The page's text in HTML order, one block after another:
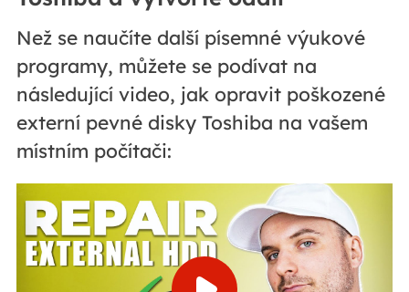
Než se naučíte další písemné výukové
programy, můžete se podívat na
následující video, jak opravit poškozené
externí pevné disky Toshiba na vašem
místním počítači: